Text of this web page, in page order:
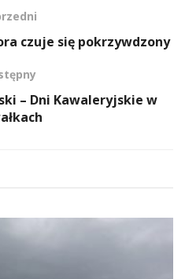
czuje się pokrzywdzony
– Dni Kawaleryjskie w